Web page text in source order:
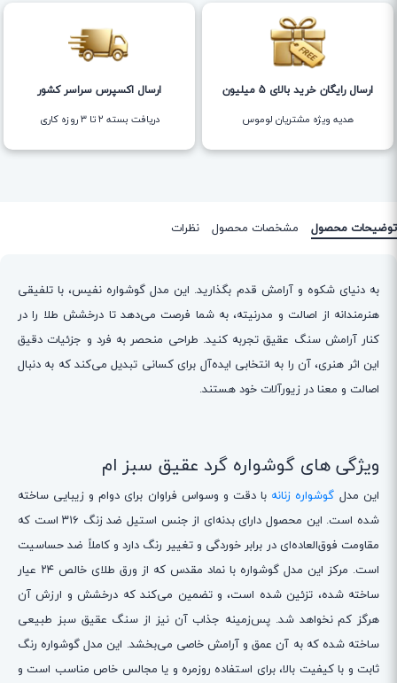
ارسال رایگان خرید بالای 5 میلیون
هدیه ویژه مشتریان لوموس
ارسال اکسپرس سراسر کشور
دریافت بسته ۲ تا ۳ روزه کاری
توضیحات محصول مشخصات محصول نظرات
به دنیای شکوه و آرامش قدم بگذارید. این مدل گوشواره نفیس، با تلفیقی
هنرمندانه از اصالت و مدرنیته، به شما فرصت می‌دهد تا درخشش طلا را در
کنار آرامش سنگ عقیق تجربه کنید. طراحی منحصر به فرد و جزئیات دقیق
این اثر هنری، آن را به انتخابی ایده‌آل برای کسانی تبدیل می‌کند که به دنبال
اصالت و معنا در زیورآلات خود هستند.
ویژگی های گوشواره گرد عقیق سبز ام
این مدل گوشواره زنانه با دقت و وسواس فراوان برای دوام و زیبایی ساخته
شده است. این محصول دارای بدنه‌ای از جنس استیل ضد زنگ ۳۱۶ است که
مقاومت فوق‌العاده‌ای در برابر خوردگی و تغییر رنگ دارد و کاملاً ضد حساسیت
است. مرکز این مدل گوشواره با نماد مقدس که از ورق طلای خالص ۲۴ عیار
ساخته شده، تزئین شده است، و تضمین می‌کند که درخشش و ارزش آن
هرگز کم نخواهد شد. پس‌زمینه جذاب آن نیز از سنگ عقیق سبز طبیعی
ساخته شده که به آن عمق و آرامش خاصی می‌بخشد. این مدل گوشواره رنگ
ثابت و با کیفیت بالا، برای استفاده روزمره و یا مجالس خاص مناسب است و